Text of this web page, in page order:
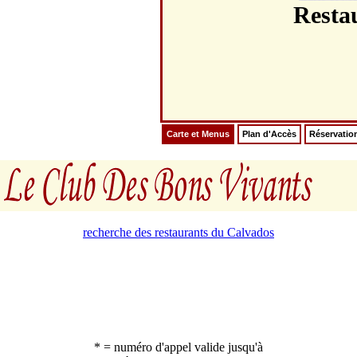
Carte et Menus Plan d'Accès
recherche des restaurants du Calvados
* = numéro d'appel valide jusqu'à